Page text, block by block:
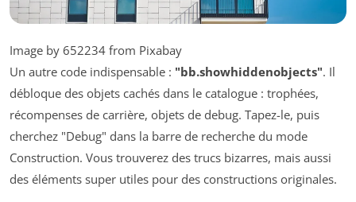
Image by 652234 from Pixabay
Un autre code indispensable : "bb.showhiddenobjects". Il
débloque des objets cachés dans le catalogue : trophées,
récompenses de carrière, objets de debug. Tapez-le, puis
cherchez "Debug" dans la barre de recherche du mode
Construction. Vous trouverez des trucs bizarres, mais aussi
des éléments super utiles pour des constructions originales.